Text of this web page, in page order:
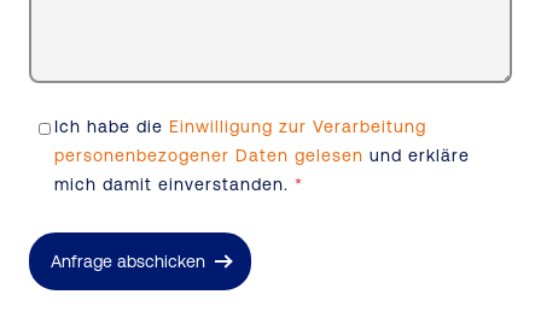
Ich habe die Einwilligung zur Verarbeitung
personenbezogener Daten gelesenund erkläre
mich damit einverstanden.*
Anfrage abschicken